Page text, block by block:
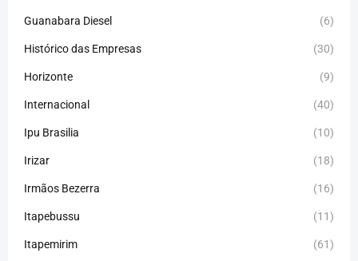
Guanabara Diesel (6)
Histórico das Empresas (30)
Horizonte (9)
Internacional (40)
Ipu Brasilia (10)
Irizar (18)
Irmãos Bezerra (16)
Itapebussu (11)
Itapemirim (61)